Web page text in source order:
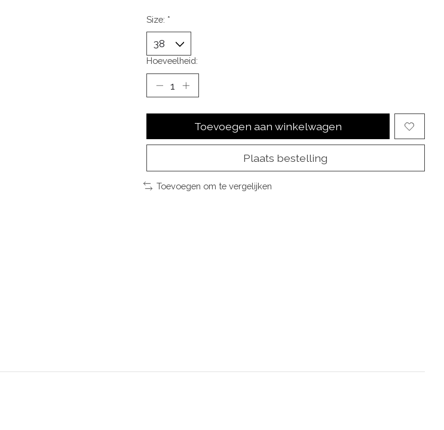
Size: *
Hoeveelheid:
Toevoegen aan winkelwagen
Plaats bestelling
Toevoegen om te vergelijken